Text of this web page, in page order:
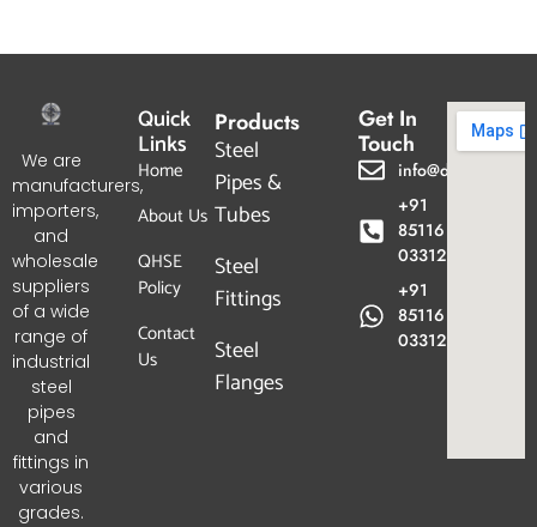
We are
manufacturers,
importers,
and
wholesale
suppliers
of a wide
range of
industrial
steel
pipes
and
fittings in
various
grades.
Quick
Links
Home
About Us
QHSE
Policy
Contact
Us
Products
Steel
Pipes &
Tubes
Steel
Fittings
Steel
Flanges
Get In
Touch
info@dpgtl.com
+91
85116
03312
+91
85116
03312